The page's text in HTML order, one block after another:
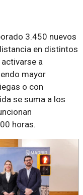
3.450 nuevos
en distintos
a
mayor
o con
se suma a los
horas.